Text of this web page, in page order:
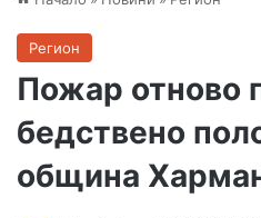
Регион
Пожар отново
бедствено
община